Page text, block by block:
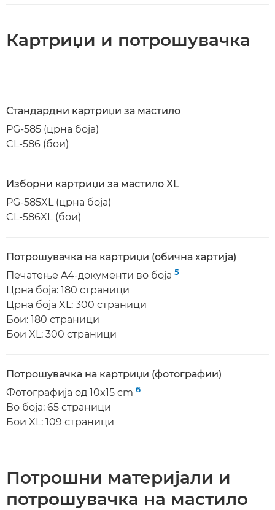
Картриџи и потрошувачка
Стандардни картриџи за мастило
PG-585 (црна боја)
CL-586 (бои)
Изборни картриџи за мастило XL
PG-585XL (црна боја)
CL-586XL (бои)
Потрошувачка на картриџи (обична хартија)
Печатење A4-документи во боја 5
Црна боја: 180 страници
Црна боја XL: 300 страници
Бои: 180 страници
Бои XL: 300 страници
Потрошувачка на картриџи (фотографии)
Фотографија од 10x15 cm 6
Во боја: 65 страници
Бои XL: 109 страници
Потрошни материјали и
потрошувачка на мастило